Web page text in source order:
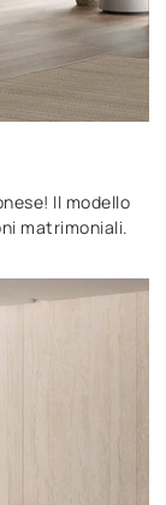
Il modello
matrimoniali.